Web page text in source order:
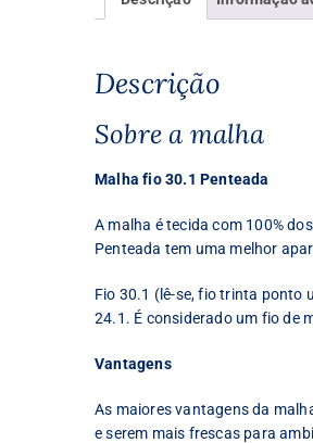
Descrição
Sobre a malha
Malha fio 30.1 Penteada
A malha é tecida com 100%
Penteada tem uma melhor
Fio 30.1 (lê-se, fio trinta ponto
24.1. É considerado um fio de
Vantagens
As maiores vantagens da
e serem mais frescas para